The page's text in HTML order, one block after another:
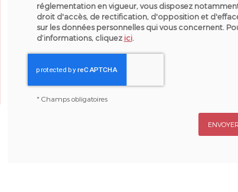
réglementation en vigueur, vous disposez
droit d'accès, de rectification, d'opposition et
sur les données personnelles qui vous concernent.
d’informations, cliquez ici.
* Champs obligatoires